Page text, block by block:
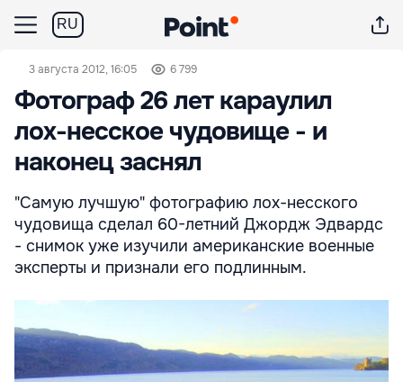
RU
3 августа 2012, 16:05 6 799
Фотограф 26 лет караулил
лох-несское чудовище - и
наконец заснял
"Самую лучшую" фотографию лох-несского
чудовища сделал 60-летний Джордж Эдвардс
- снимок уже изучили американские военные
эксперты и признали его подлинным.